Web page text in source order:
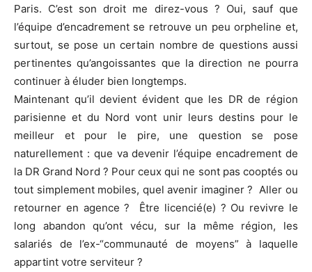
Paris. C’est son droit me direz-vous ? Oui, sauf que
l’équipe d’encadrement se retrouve un peu orpheline et,
surtout, se pose un certain nombre de questions aussi
pertinentes qu’angoissantes que la direction ne pourra
continuer à éluder bien longtemps.
Maintenant qu’il devient évident que les DR de région
parisienne et du Nord vont unir leurs destins pour le
meilleur et pour le pire, une question se pose
naturellement : que va devenir l’équipe encadrement de
la DR Grand Nord ? Pour ceux qui ne sont pas cooptés ou
tout simplement mobiles, quel avenir imaginer ? Aller ou
retourner en agence ? Être licencié(e) ? Ou revivre le
long abandon qu’ont vécu, sur la même région, les
salariés de l’ex-“communauté de moyens” à laquelle
appartint votre serviteur ?